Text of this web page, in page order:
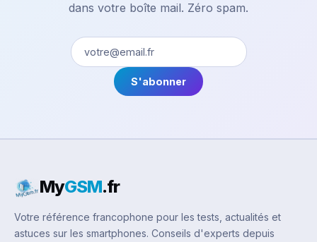
dans votre boîte mail. Zéro spam.
S'abonner
MyGSM.fr
Votre référence francophone pour les tests, actualités et
astuces sur les smartphones. Conseils d'experts depuis